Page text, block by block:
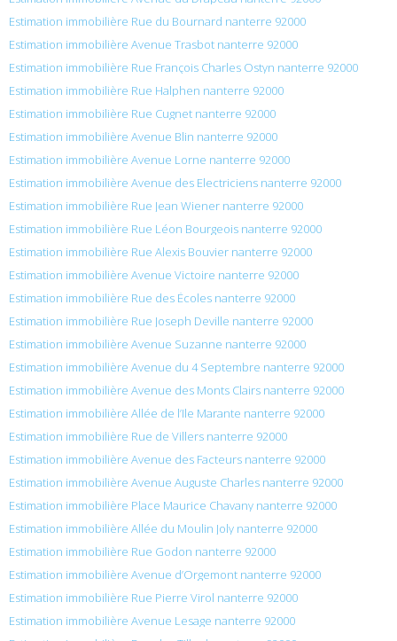
Estimation immobilière Rue du Bournard nanterre 92000
Estimation immobilière Avenue Trasbot nanterre 92000
Estimation immobilière Rue François Charles Ostyn nanterre 92000
Estimation immobilière Rue Halphen nanterre 92000
Estimation immobilière Rue Cugnet nanterre 92000
Estimation immobilière Avenue Blin nanterre 92000
Estimation immobilière Avenue Lorne nanterre 92000
Estimation immobilière Avenue des Electriciens nanterre 92000
Estimation immobilière Rue Jean Wiener nanterre 92000
Estimation immobilière Rue Léon Bourgeois nanterre 92000
Estimation immobilière Rue Alexis Bouvier nanterre 92000
Estimation immobilière Avenue Victoire nanterre 92000
Estimation immobilière Rue des Écoles nanterre 92000
Estimation immobilière Rue Joseph Deville nanterre 92000
Estimation immobilière Avenue Suzanne nanterre 92000
Estimation immobilière Avenue du 4 Septembre nanterre 92000
Estimation immobilière Avenue des Monts Clairs nanterre 92000
Estimation immobilière Allée de l’Ile Marante nanterre 92000
Estimation immobilière Rue de Villers nanterre 92000
Estimation immobilière Avenue des Facteurs nanterre 92000
Estimation immobilière Avenue Auguste Charles nanterre 92000
Estimation immobilière Place Maurice Chavany nanterre 92000
Estimation immobilière Allée du Moulin Joly nanterre 92000
Estimation immobilière Rue Godon nanterre 92000
Estimation immobilière Avenue d’Orgemont nanterre 92000
Estimation immobilière Rue Pierre Virol nanterre 92000
Estimation immobilière Avenue Lesage nanterre 92000